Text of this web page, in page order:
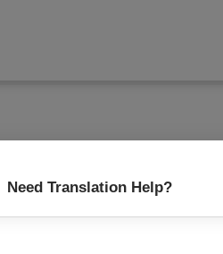
Need Translation Help?